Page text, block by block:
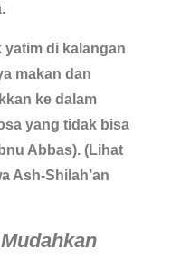
yatim di kalangan
makan dan
ke dalam
yang tidak bisa
Abbas). (Lihat
Ash-Shilah’an